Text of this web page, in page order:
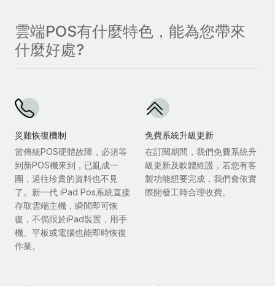
雲端POS有什麼特色，能為您帶來
什麼好處?
災難恢復機制
當傳統POS硬體故障，必須等
到新POS機來到，已亂成一
團，過往珍貴的資料也不見
了。新一代 iPad Pos系統直接
存取雲端主機，瞬間即可恢
復，不侷限於iPad裝置，用手
機、平板或電腦也能即時恢復
作業。
免費系統升級更新
在訂閱期間，我們免費系統升
級更新及軟體維護，若您有客
製功能想要完成，我們會依實
際開發工時合理收費。